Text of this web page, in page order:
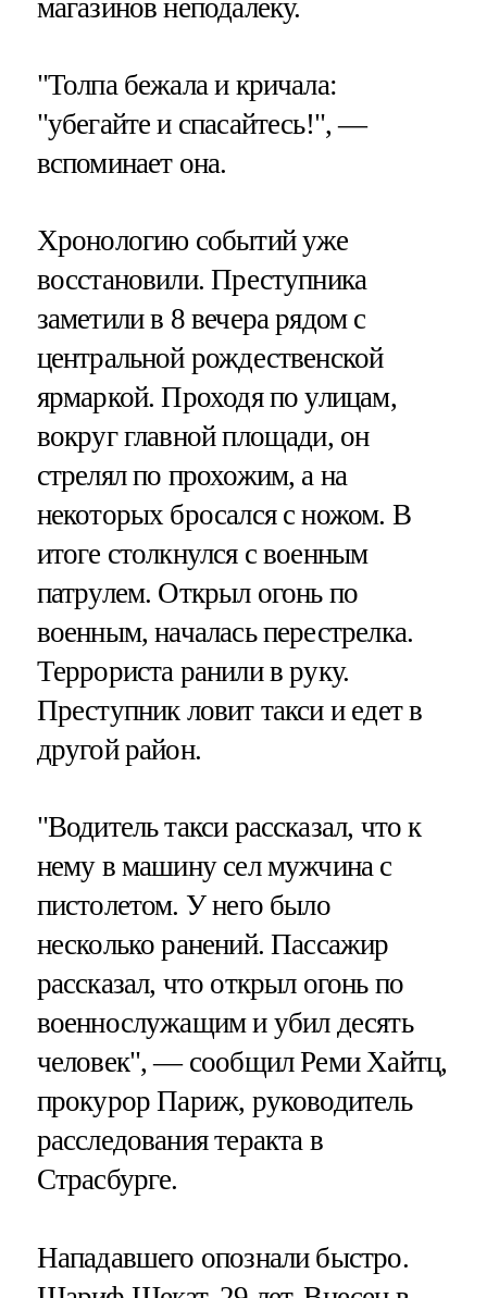
магазинов неподалеку.
"Толпа бежала и кричала:
"убегайте и спасайтесь!", —
вспоминает она.
Хронологию событий уже
восстановили. Преступника
заметили в 8 вечера рядом с
центральной рождественской
ярмаркой. Проходя по улицам,
вокруг главной площади, он
стрелял по прохожим, а на
некоторых бросался с ножом. В
итоге столкнулся с военным
патрулем. Открыл огонь по
военным, началась перестрелка.
Террориста ранили в руку.
Преступник ловит такси и едет в
другой район.
"Водитель такси рассказал, что к
нему в машину сел мужчина с
пистолетом. У него было
несколько ранений. Пассажир
рассказал, что открыл огонь по
военнослужащим и убил десять
человек", — сообщил Реми Хайтц,
прокурор Париж, руководитель
расследования теракта в
Страсбурге.
Нападавшего опознали быстро.